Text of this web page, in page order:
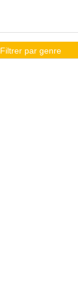
Filtrer par genre